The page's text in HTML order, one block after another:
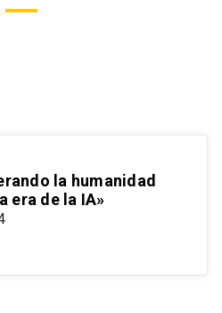
la humanidad
era de la IA»